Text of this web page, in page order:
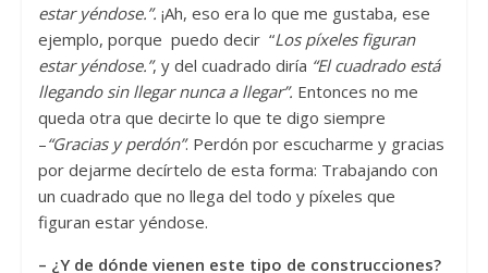
estar yéndose.”. ¡Ah, eso era lo que me gustaba, ese
ejemplo, porque puedo decir “Los píxeles figuran
estar yéndose.”, y del cuadrado diría “El cuadrado está
llegando sin llegar nunca a llegar”. Entonces no me
queda otra que decirte lo que te digo siempre
–“Gracias y perdón”. Perdón por escucharme y gracias
por dejarme decírtelo de esta forma: Trabajando con
un cuadrado que no llega del todo y píxeles que
figuran estar yéndose.
– ¿Y de dónde vienen este tipo de construcciones?